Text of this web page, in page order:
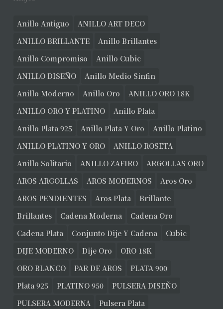
Anillo Antiguo
ANILLO ART DECO
ANILLO BRILLANTE
Anillo Brillantes
Anillo Compromiso
Anillo Cubic
ANILLO DISEÑO
Anillo Medio Sinfin
Anillo Moderno
Anillo Oro
ANILLO ORO 18K
ANILLO ORO Y PLATINO
Anillo Plata
Anillo Plata 925
Anillo Plata Y Oro
Anillo Platino
ANILLO PLATINO Y ORO
ANILLO ROSETA
Anillo Solitario
ANILLO ZAFIRO
ARGOLLAS ORO
AROS ARGOLLAS
AROS MODERNOS
Aros Oro
AROS PENDIENTES
Aros Plata
Brillante
Brillantes
Cadena Moderna
Cadena Oro
Cadena Plata
Conjunto Dije Y Cadena
Cubic
DIJE MODERNO
Dije Oro
ORO 18K
ORO BLANCO
PAR DE AROS
PLATA 900
Plata 925
PLATINO 950
PULSERA DISEÑO
PULSERA MODERNA
Pulsera Plata